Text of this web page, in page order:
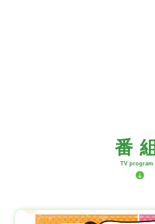
番 組
TV program